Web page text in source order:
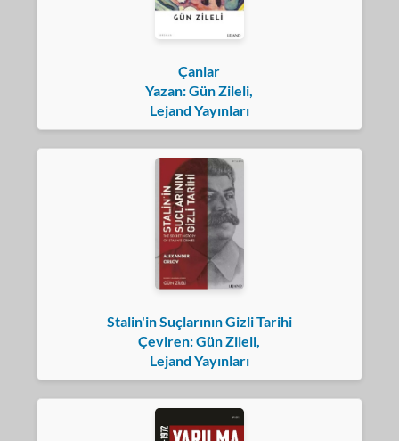
Çanlar
Yazan: Gün Zileli,
Lejand Yayınları
Stalin'in Suçlarının Gizli Tarihi
Çeviren: Gün Zileli,
Lejand Yayınları